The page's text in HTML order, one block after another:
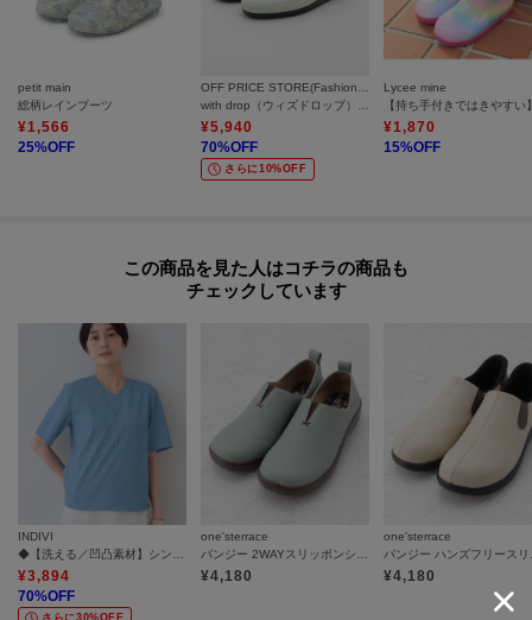
petit main
総柄レインブーツ
¥1,566
25%OFF
¥5,940
70%OFF
さらに10%OFF
Lycee mine
¥1,870
15%OFF
この商品を見た人はコチラの商品も
チェックしています
INDIVI
◆【洗える／凹凸素材】シンプルVネックブラウス
¥3,894
70%OFF
one'sterrace
パンジー 2WAYスリッポンシューズ
¥4,180
one'sterrace
パン
¥4,180